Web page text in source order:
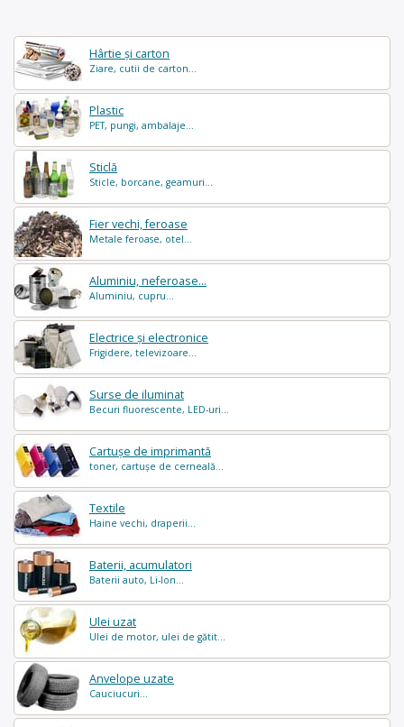
Hârtie și carton
Ziare, cutii de carton...
Plastic
PET, pungi, ambalaje...
Sticlă
Sticle, borcane, geamuri...
Fier vechi, feroase
Metale feroase, otel...
Aluminiu, neferoase...
Aluminiu, cupru...
Electrice și electronice
Frigidere, televizoare...
Surse de iluminat
Becuri fluorescente, LED-uri...
Cartușe de imprimantă
toner, cartușe de cerneală...
Textile
Haine vechi, draperii...
Baterii, acumulatori
Baterii auto, Li-Ion...
Ulei uzat
Ulei de motor, ulei de gătit...
Anvelope uzate
Cauciucuri...